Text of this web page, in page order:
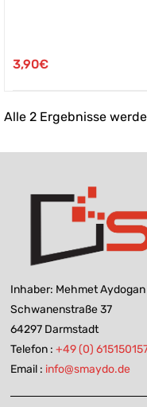
3,90€
Alle 2 Ergebnisse
Inhaber: Mehmet Aydogan
Schwanenstraße 37
64297 Darmstadt
Telefon : +49 (0)
Email : info@smaydo.de